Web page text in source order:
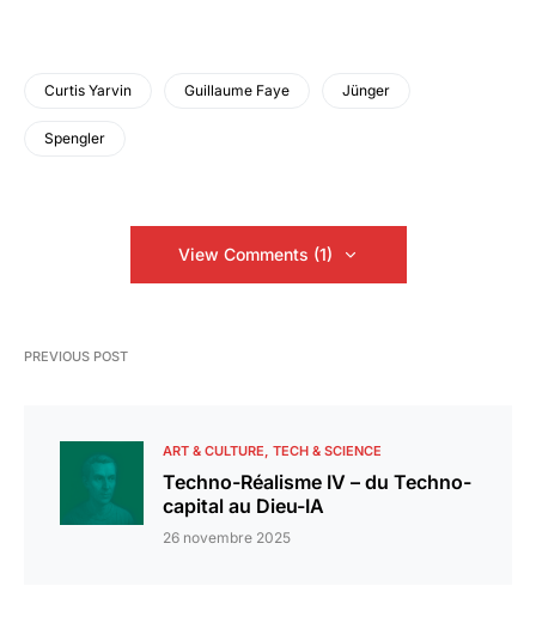
Curtis Yarvin Guillaume Faye Jünger
Spengler
View Comments (1)
PREVIOUS POST
ART & CULTURE TECH & SCIENCE
Techno-Réalisme IV – du Techno-
capital au Dieu-IA
26 novembre 2025